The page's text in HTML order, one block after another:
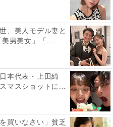
、美人モデル妻と
男美女」「...
本代表・上田綺
マスショットに...
買いなさい」貧乏